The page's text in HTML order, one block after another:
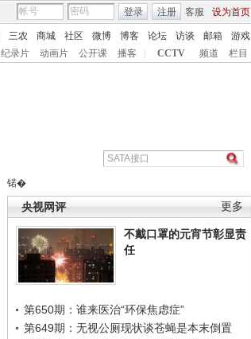
客服 设为首页
登录 注册
三农 商城 社区 微博 博客 论坛 访谈 邮箱
游戏
纪录片 动画片 公开课 播客 CCTV 频道 栏目
锘�
更多
央视网评
不戴口罩的元宵节彰显责
任
第650期：谁来医治“环保焦虑症”
第649期：无视公厕现状谈苍蝇是本末倒置